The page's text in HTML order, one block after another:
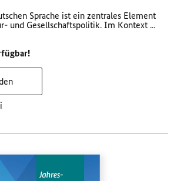
Sprache ist ein zentrales Element
und Gesellschaftspolitik. Im Kontext ...